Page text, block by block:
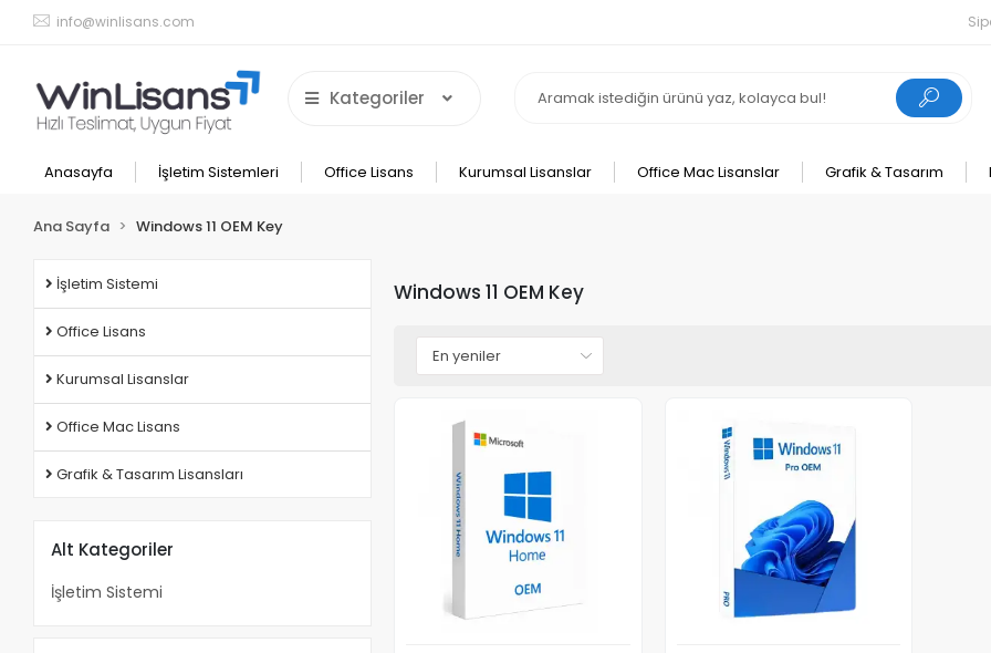
info@winlisans.com
Kategoriler
Anasayfa İşletim Sistemleri Office Lisans Kurumsal Lisanslar Office Mac Lisanslar Grafik & Tasarım
Ana Sayfa Windows 11 OEM Key
İşletim Sistemi
Office Lisans
Kurumsal Lisanslar
Office Mac Lisans
Grafik & Tasarım Lisansları
Alt Kategoriler
İşletim Sistemi
Windows 11 OEM Key